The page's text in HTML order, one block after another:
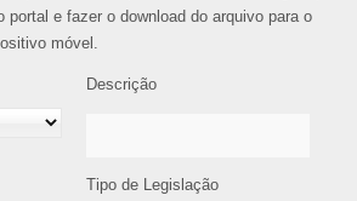
portal e fazer o download do arquivo para o
móvel.
Descrição
Tipo de Legislação